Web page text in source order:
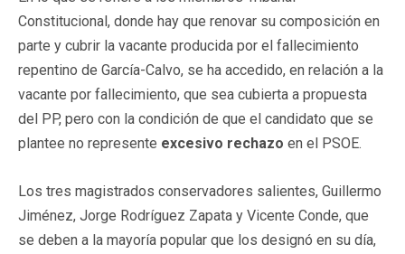
Constitucional, donde hay que renovar su composición en
parte y cubrir la vacante producida por el fallecimiento
repentino de García-Calvo, se ha accedido, en relación a la
vacante por fallecimiento, que sea cubierta a propuesta
del PP, pero con la condición de que el candidato que se
plantee no represente excesivo rechazo en el PSOE.
Los tres magistrados conservadores salientes, Guillermo
Jiménez, Jorge Rodríguez Zapata y Vicente Conde, que
se deben a la mayoría popular que los designó en su día,